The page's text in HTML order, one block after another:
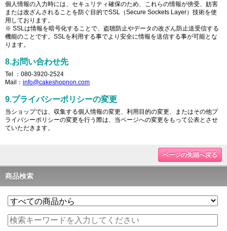
個人情報の入力時には、セキュリティ確保のため、これらの情報が傍受、妨害
または改ざんされることを防ぐ目的でSSL（Secure Sockets Layer）技術を使
用しております。
※ SSLは情報を暗号化することで、盗聴防止やデータの改ざん防止送受信する
機能のことです。SSLを利用する事でより安全に情報を送信する事が可能とな
ります。
8.お問い合わせ先
Tel ：080-3920-2524
Mail： info@cakeshopnon.com
9.プライバシーポリシーの変更
当ショップでは、収集する個人情報の変更、利用目的の変更、またはその他プ
ライバシーポリシーの変更を行う際は、当ページへの変更をもって公表とさせ
ていただきます。
ページの先頭へ戻る
商品検索